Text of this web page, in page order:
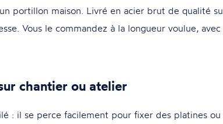
portillon maison. Livré en acier brut de qualité
Vous le commandez à la longueur voulue,
chantier ou atelier
: il se perce facilement pour fixer des platines